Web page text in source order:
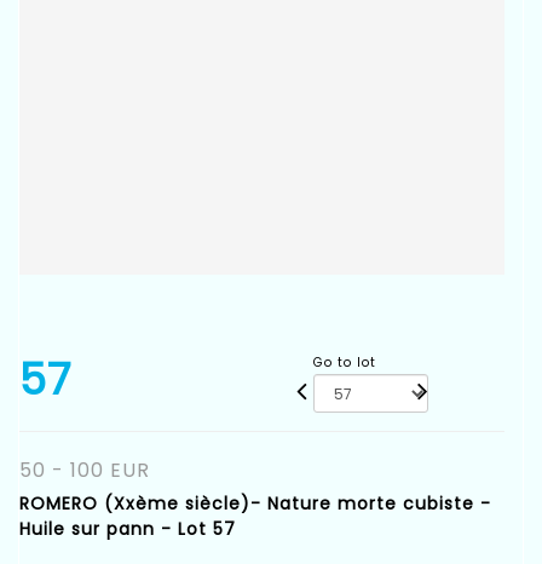
57 Go to lot
50 - 100 EUR
ROMERO (Xxème siècle)- Nature morte cubiste -
Huile sur pann - Lot 57